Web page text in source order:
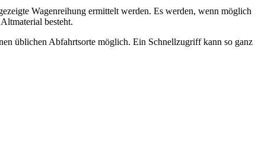
Wagenreihung ermittelt werden. Es werden, wenn möglich
besteht.
üblichen Abfahrtsorte möglich. Ein Schnellzugriff kann so ganz